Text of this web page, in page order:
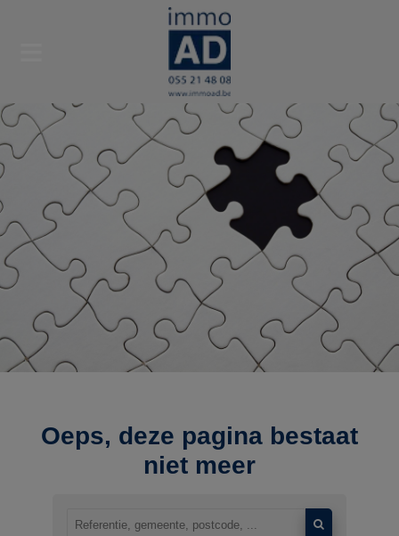
Oeps, deze pagina bestaat
niet meer